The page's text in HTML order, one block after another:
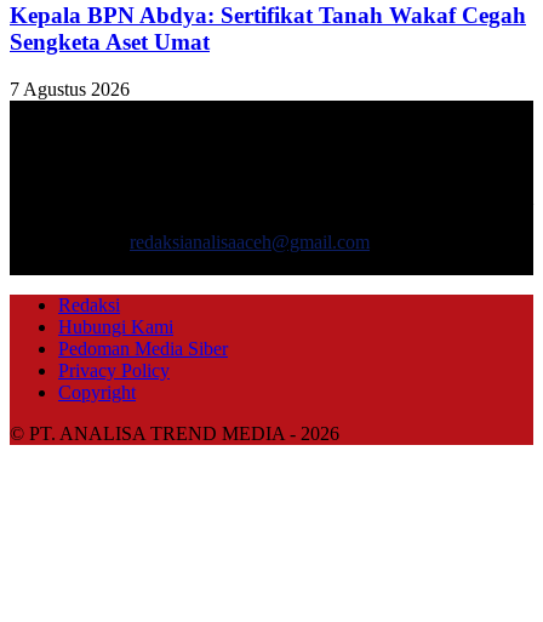
Kepala BPN Abdya: Sertifikat Tanah Wakaf Cegah
Sengketa Aset Umat
7 Agustus 2026
redaksianalisaaceh@gmail.com
Redaksi
Hubungi Kami
Pedoman Media Siber
Privacy Policy
Copyright
© PT. ANALISA TREND MEDIA - 2026